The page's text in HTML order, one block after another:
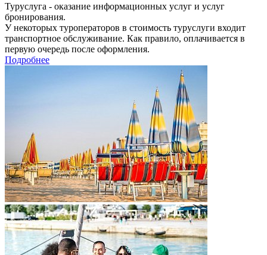
Туруслуга - оказание информационных услуг и услуг
бронирования.
У некоторых туроператоров в стоимость туруслуги входит
транспортное обслуживание. Как правило, оплачивается в
первую очередь после оформления.
Подробнее